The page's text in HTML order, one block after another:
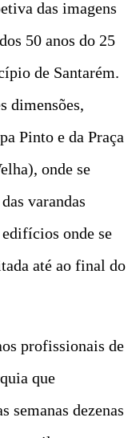
das imagens
50 anos do 25
de Santarém.
dimensões,
Pinto e da Praça
onde se
varandas
onde se
até ao final do
profissionais de
que
semanas dezenas